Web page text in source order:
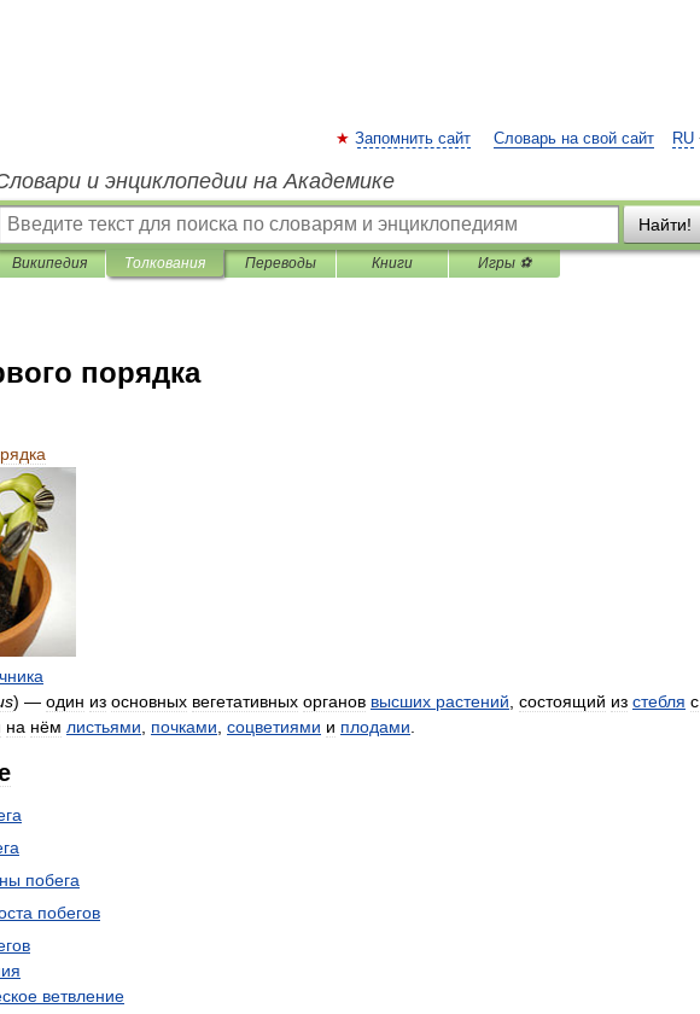
RU
Запомнить сайт Словарь на свой сайт
и энциклопедии на Академике
Найти!
Википедия Толкования Переводы Книги Игры ⚽
порядка
) — один из основных вегетативных органов высших растений состоящий из стебля с
на нём листьями почками соцветиями и плодами
побега
побегов
ветвление